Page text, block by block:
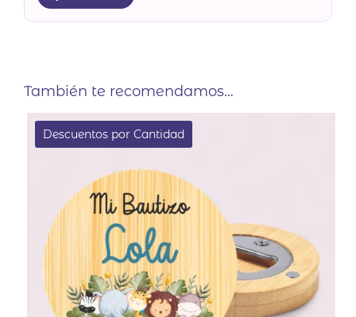
También te recomendamos…
EN OFERTA
Descuentos por Cantidad